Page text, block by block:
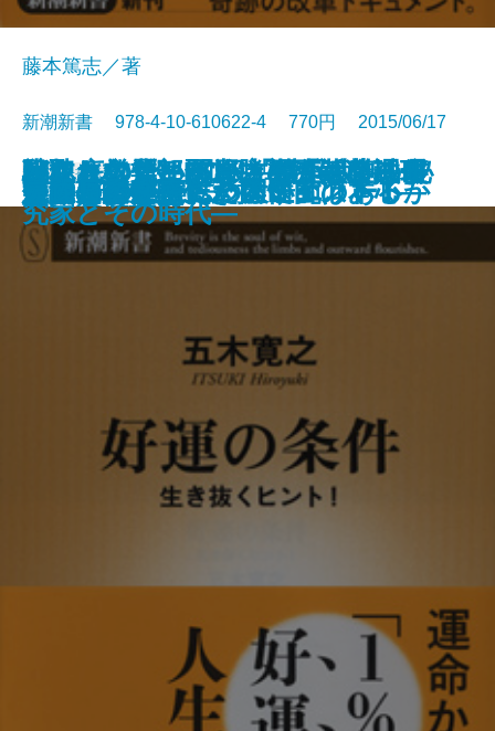
戦犯を救え―BC級「横浜裁判」秘
録―
がんとの賢い闘い方―「近藤誠理
論」徹底批判―
大放言
騙されてたまるか―調査報道の裏
側―
「昔はよかった」病
患者さんに伝えたい医師の本心
段取りの“段”はどこの“段”？―住
まいの語源楽―
いいエリート、わるいエリート
常識外の一手
どん底営業部が常勝軍団になるま
で
藤本篤志／著
新潮新書 978-4-10-610622-4 770円 2015/06/17
新書電子書籍あり
好運の条件―生き抜くヒント！―
英語の害毒
キラキラネームの大研究
習近平の中国
呆けたカントに「理性」はあるか
小林カツ代と栗原はるみ―料理研
究家とその時代―
超訳 日本国憲法
人間の愚かさについて
俺の日本史
テレビの秘密